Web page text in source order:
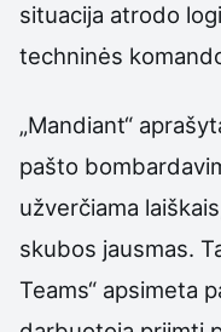
situacija atrodo
techninės
„Mandiant“
pašto
užverčiama
skubos jausmas.
Teams“ apsimeta